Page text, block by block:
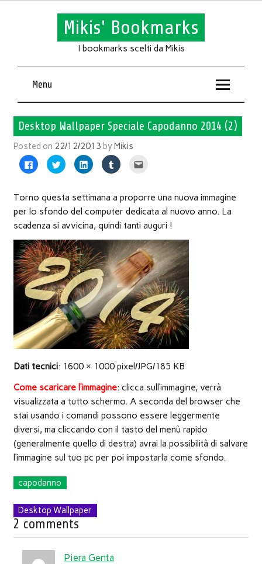
Mikis' Bookmarks
I bookmarks scelti da Mikis
Menu
Desktop Wallpaper Speciale Capodanno 2014 (2)
Posted on 22/12/2013 byMikis
Fai
clic
Facebook
apre
una
finestra)
Fai
clic
su
(Si
in
nuova
finestra)
Fai
clic
su
(Si
apre
in
una
nuova
finestra)
Fai
clic
su
Tumblr
(Si
in
nuova
finestra)
l'articolo
mail
un
amico
(Si
apre
in
una
nuova
finestra)
Torno questa settimana a proporre una nuova immagine
per lo sfondo del computer dedicata al nuovo anno. La
scadenza si avvicina, quindi tanti auguri !
Dati tecnici: 1600 × 1000 pixel/JPG/185 KB
Come scaricare l’immagine: clicca sull’immagine, verrà
visualizzata a tutto schermo. A seconda del browser che
stai usando i comandi possono essere leggermente
diversi, ma cliccando con il tasto del menù rapido
(generalmente quello di destra) avrai la possibilità di salvare
l’immagine sul tuo pc per poi impostarla come sfondo.
capodanno
Desktop Wallpaper
2 comments
Piera Genta